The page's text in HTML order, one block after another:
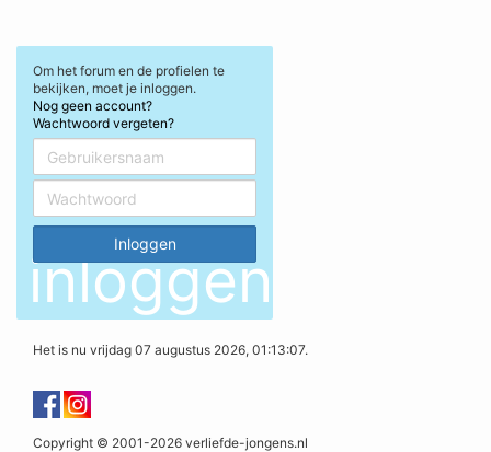
inloggen
Om het forum en de profielen te
bekijken, moet je inloggen.
Nog geen account?
Wachtwoord vergeten?
Het is nu vrijdag 07 augustus 2026, 01:13:07.
Copyright © 2001-2026 verliefde-jongens.nl